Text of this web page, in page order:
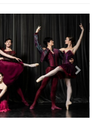
Next